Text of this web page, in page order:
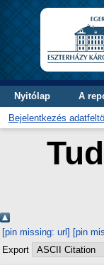
Nyitólap A
Bejelentkezés
[pin missing: url] [pin
Export